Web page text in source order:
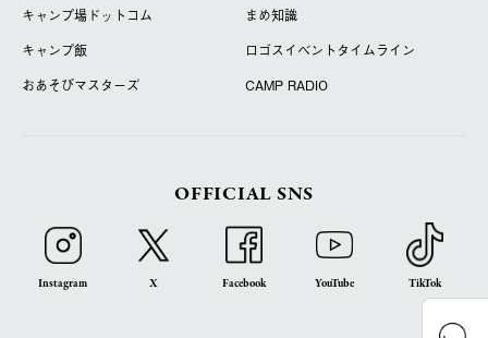
キャンプ場ドットコム
まめ知識
キャンプ飯
ロゴスイベントタイムライン
おあそびマスターズ
CAMP RADIO
OFFICIAL SNS
Instagram X Facebook YouTube TikTok